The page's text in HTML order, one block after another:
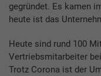
gegründet. Es kamen
heute ist das
Heute sind rund 100
Vertriebsmitarbeiter
Trotz Corona ist der